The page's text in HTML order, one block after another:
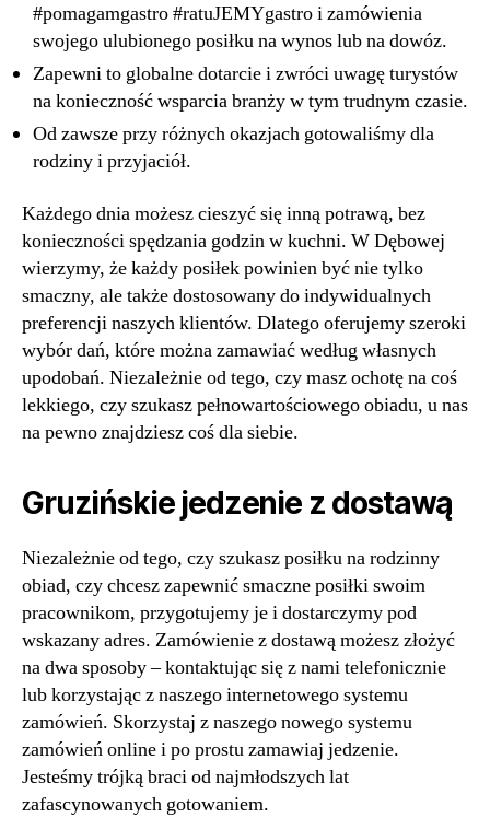
#pomagamgastro #ratuJEMYgastro i zamówienia
swojego ulubionego posiłku na wynos lub na dowóz.
Zapewni to globalne dotarcie i zwróci uwagę turystów
na konieczność wsparcia branży w tym trudnym czasie.
Od zawsze przy różnych okazjach gotowaliśmy dla
rodziny i przyjaciół.
Każdego dnia możesz cieszyć się inną potrawą, bez
konieczności spędzania godzin w kuchni. W Dębowej
wierzymy, że każdy posiłek powinien być nie tylko
smaczny, ale także dostosowany do indywidualnych
preferencji naszych klientów. Dlatego oferujemy szeroki
wybór dań, które można zamawiać według własnych
upodobań. Niezależnie od tego, czy masz ochotę na coś
lekkiego, czy szukasz pełnowartościowego obiadu, u nas
na pewno znajdziesz coś dla siebie.
Gruzińskie jedzenie z dostawą
Niezależnie od tego, czy szukasz posiłku na rodzinny
obiad, czy chcesz zapewnić smaczne posiłki swoim
pracownikom, przygotujemy je i dostarczymy pod
wskazany adres. Zamówienie z dostawą możesz złożyć
na dwa sposoby – kontaktując się z nami telefonicznie
lub korzystając z naszego internetowego systemu
zamówień. Skorzystaj z naszego nowego systemu
zamówień online i po prostu zamawiaj jedzenie.
Jesteśmy trójką braci od najmłodszych lat
zafascynowanych gotowaniem.